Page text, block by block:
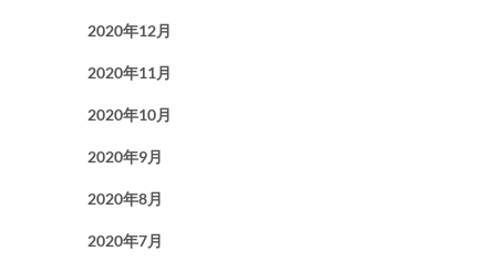
2020年12月
2020年11月
2020年10月
2020年9月
2020年8月
2020年7月